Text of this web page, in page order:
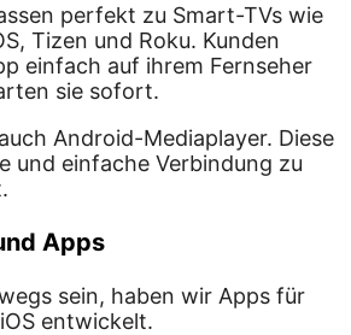
perfekt zu Smart-TVs wie
Tizen und Roku. Kunden
einfach auf ihrem Fernseher
sie sofort.
Android-Mediaplayer. Diese
und einfache Verbindung zu
Apps
sein, haben wir Apps für
entwickelt.